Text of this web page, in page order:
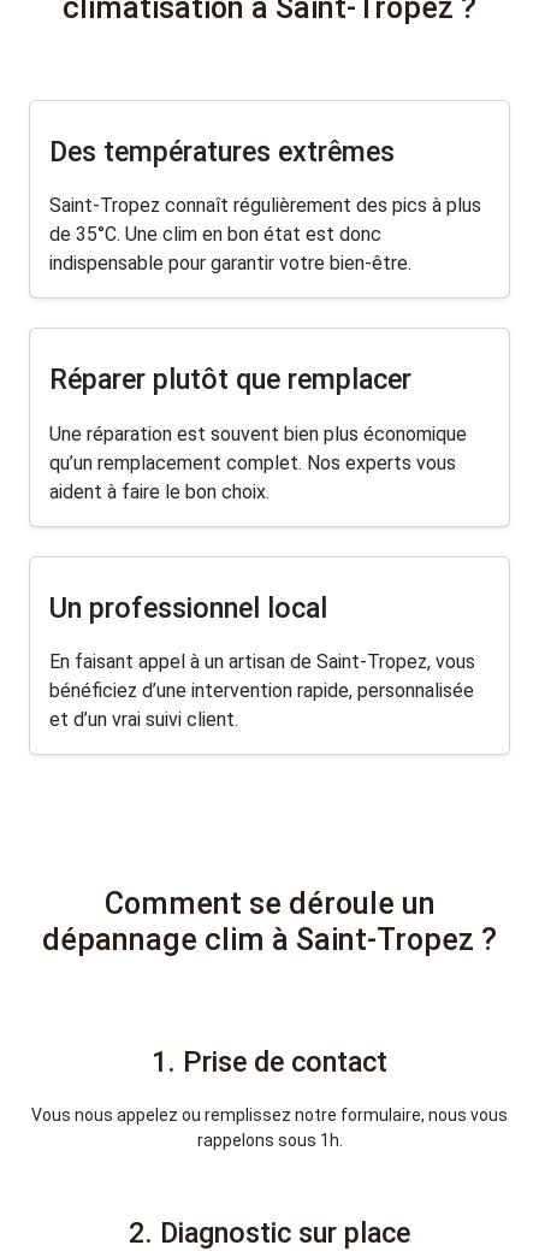
climatisation à Saint-Tropez ?
Des températures extrêmes
Saint-Tropez connaît régulièrement des pics à plus
de 35°C. Une clim en bon état est donc
indispensable pour garantir votre bien-être.
Réparer plutôt que remplacer
Une réparation est souvent bien plus économique
qu’un remplacement complet. Nos experts vous
aident à faire le bon choix.
Un professionnel local
En faisant appel à un artisan de Saint-Tropez, vous
bénéficiez d’une intervention rapide, personnalisée
et d’un vrai suivi client.
Comment se déroule un
dépannage clim à Saint-Tropez ?
1. Prise de contact
Vous nous appelez ou remplissez notre formulaire, nous vous
rappelons sous 1h.
2. Diagnostic sur place